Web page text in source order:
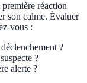
première réaction
son calme. Évaluer
vous :
?
?
alerte ?